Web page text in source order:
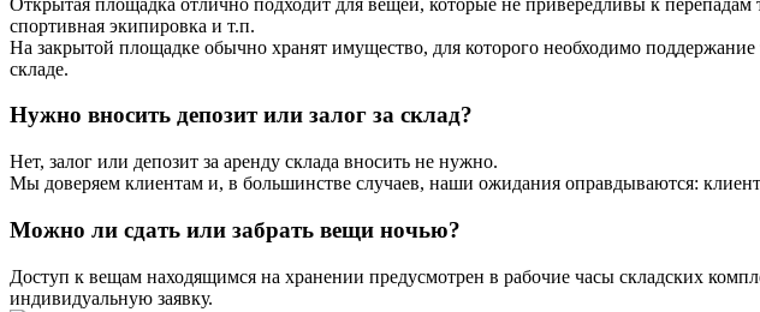
спортивная экипировка и т.п.
На закрытой площадке обычно хранят имущество, для которого необходимо
складе.
Нужно вносить депозит или залог за склад?
Нет, залог или депозит за аренду склада вносить не нужно.
Мы доверяем клиентам и, в большинстве случаев, наши ожидания оправдываются:
Можно ли сдать или забрать вещи ночью?
Доступ к вещам находящимся на хранении предусмотрен в рабочие часы складских
индивидуальную заявку.